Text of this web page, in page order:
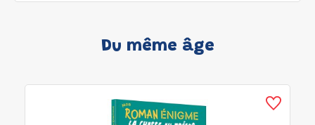
Du même âge